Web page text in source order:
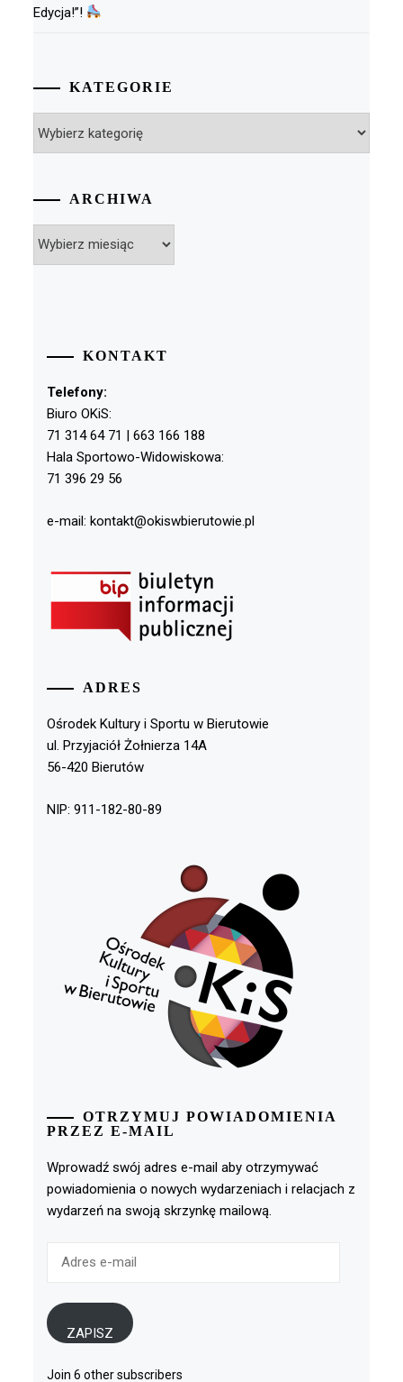
Edycja!”!
KATEGORIE
ARCHIWA
KONTAKT
Telefony:
Biuro OKiS:
71 314 64 71 | 663 166 188
Hala Sportowo-Widowiskowa:
71 396 29 56
e-mail: kontakt@okiswbierutowie.pl
ADRES
Ośrodek Kultury i Sportu w Bierutowie
ul. Przyjaciół Żołnierza 14A
56-420 Bierutów
NIP: 911-182-80-89
OTRZYMUJ POWIADOMIENIA
PRZEZ E-MAIL
Wprowadź swój adres e-mail aby otrzymywać
powiadomienia o nowych wydarzeniach i relacjach z
wydarzeń na swoją skrzynkę mailową.
ZAPISZ
Join 6 other subscribers